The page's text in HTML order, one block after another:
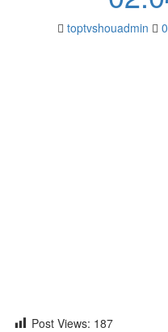
toptvshouadmin
Post Views: 187